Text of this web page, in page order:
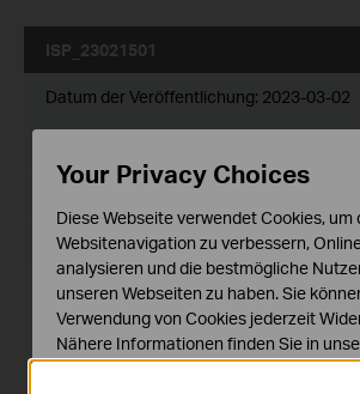
ISP_23021501
Datum der Veröffentlichung: 2023-03-02
149.69 KB
Betriebssystem: Windows/Mac OS/Linux
Änderungen und Fehlerbehebungen:
1. Aktualisiertes APN-Profil für CUHK
Hinweise
1. Diese ISP-Datei kann für Archer
Your Privacy Choices
Diese Webseite verwendet Cookies, um
Websitenavigation zu verbessern,
analysieren und die bestmögliche
unseren Webseiten zu haben. Sie
Verwendung von Cookies jederzeit
Nähere Informationen finden Sie in
Datenschutzhinweisen.